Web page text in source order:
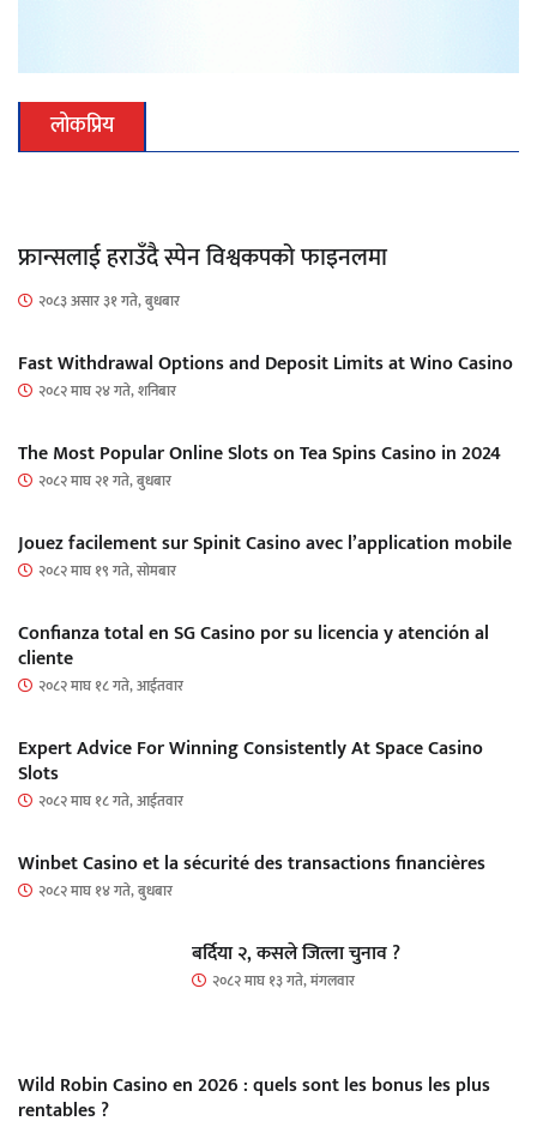
लोकप्रिय
फ्रान्सलाई हराउँदै स्पेन विश्वकपको फाइनलमा
२०८३ असार ३१ गते, बुधबार
Fast Withdrawal Options and Deposit Limits at Wino Casino
२०८२ माघ २४ गते, शनिबार
The Most Popular Online Slots on Tea Spins Casino in 2024
२०८२ माघ २१ गते, बुधबार
Jouez facilement sur Spinit Casino avec l’application mobile
२०८२ माघ १९ गते, सोमबार
Confianza total en SG Casino por su licencia y atención al
cliente
२०८२ माघ १८ गते, आईतवार
Expert Advice For Winning Consistently At Space Casino
Slots
२०८२ माघ १८ गते, आईतवार
Winbet Casino et la sécurité des transactions financières
२०८२ माघ १४ गते, बुधबार
बर्दिया २, कसले जित्ला चुनाव ?
२०८२ माघ १३ गते, मंगलवार
Wild Robin Casino en 2026 : quels sont les bonus les plus
rentables ?